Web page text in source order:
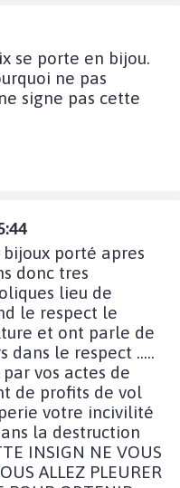
se porte en bijou.
ne pas
signe pas cette
porté apres
donc tres
lieu de
le respect le
et ont parle de
dans le respect .....
vos actes de
de profits de vol
votre incivilité
la destruction
INSIGN NE VOUS
ALLEZ PLEURER